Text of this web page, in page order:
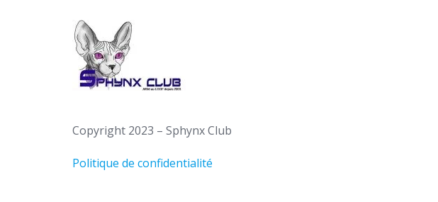
Copyright 2023 – Sphynx Club
Politique de confidentialité